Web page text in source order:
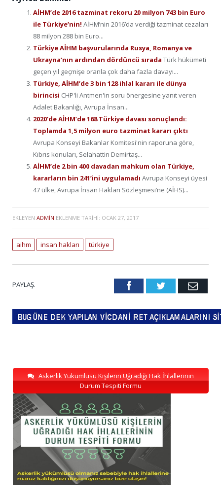
AİHM’de 2016 tazminat rekoru 20 milyon 743 bin Euro
ile Türkiye’nin! AİHM’nin 2016’da verdiği tazminat cezaları
88 milyon 288 bin Euro...
Türkiye AİHM başvurularında Rusya, Romanya ve
Ukrayna’nın ardından dördüncü sırada Türk hükümeti
geçen yıl geçmişe oranla çok daha fazla davayı...
Türkiye, AİHM’de 3 bin 128 ihlal kararı ile dünya
birincisi CHP'li Antmen'in soru önergesine yanıt veren
Adalet Bakanlığı, Avrupa İnsan...
2020’de AİHM’de 168 Türkiye davası sonuçlandı:
Toplamda 1,5 milyon euro tazminat kararı çıktı
Avrupa Konseyi Bakanlar Komitesi'nin raporuna göre,
Kıbrıs konuları, Selahattin Demirtaş...
AİHM’de 2 bin 400 davadan mahkum olan Türkiye,
kararların bin 241’ini uygulamadı Avrupa Konseyi üyesi
47 ülke, Avrupa İnsan Hakları Sözleşmesi’ne (AİHS)...
EKLEYEN ADMIN EKLENME TARIHI: OCAK 27, 2017
aihm insan hakları türkiye
PAYLAŞ. FacebookTwitter Email
Askerlik Yükümlüsü Kişilerin Uğradığı Hak İhlallerinin
Durum Tespiti Formu